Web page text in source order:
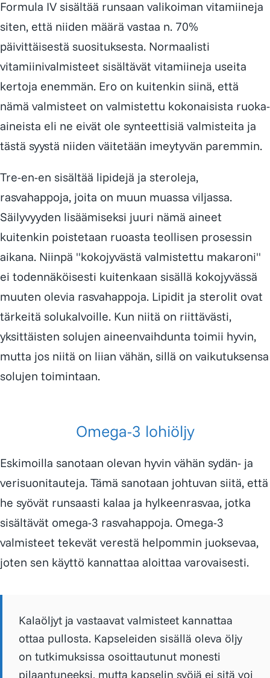
Formula IV sisältää runsaan valikoiman vitamiineja
siten, että niiden määrä vastaa n. 70%
päivittäisestä suosituksesta. Normaalisti
vitamiinivalmisteet sisältävät vitamiineja useita
kertoja enemmän. Ero on kuitenkin siinä, että
nämä valmisteet on valmistettu kokonaisista ruoka-
aineista eli ne eivät ole synteettisiä valmisteita ja
tästä syystä niiden väitetään imeytyvän paremmin.
Tre-en-en sisältää lipidejä ja steroleja,
rasvahappoja, joita on muun muassa viljassa.
Säilyvyyden lisäämiseksi juuri nämä aineet
kuitenkin poistetaan ruoasta teollisen prosessin
aikana. Niinpä "kokojyvästä valmistettu makaroni"
ei todennäköisesti kuitenkaan sisällä kokojyvässä
muuten olevia rasvahappoja. Lipidit ja sterolit ovat
tärkeitä solukalvoille. Kun niitä on riittävästi,
yksittäisten solujen aineenvaihdunta toimii hyvin,
mutta jos niitä on liian vähän, sillä on vaikutuksensa
solujen toimintaan.
Omega-3 lohiöljy
Eskimoilla sanotaan olevan hyvin vähän sydän- ja
verisuonitauteja. Tämä sanotaan johtuvan siitä, että
he syövät runsaasti kalaa ja hylkeenrasvaa, jotka
sisältävät omega-3 rasvahappoja. Omega-3
valmisteet tekevät verestä helpommin juoksevaa,
joten sen käyttö kannattaa aloittaa varovaisesti.
Kalaöljyt ja vastaavat valmisteet kannattaa
ottaa pullosta. Kapseleiden sisällä oleva öljy
on tutkimuksissa osoittautunut monesti
pilaantuneeksi, mutta kapselin syöjä ei sitä voi